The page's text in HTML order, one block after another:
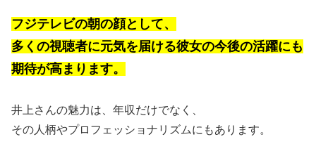
フジテレビの朝の顔として、
多くの視聴者に元気を届ける彼女の今後の活躍にも
期待が高まります。
井上さんの魅力は、年収だけでなく、
その人柄やプロフェッショナリズムにもあります。